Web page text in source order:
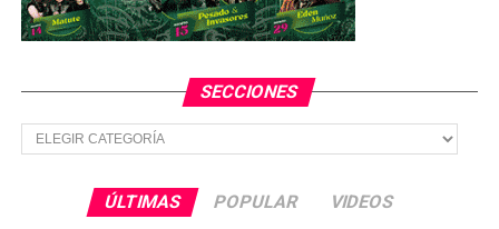
involucrados en cuestiones ambientales entre todos los
demás temas.”
YA VIENE
Muere joven de 21 años en accidente de motocicleta;
era de Tamuín
SECCIONES
Secciones
ÚLTIMAS POPULAR VIDEOS